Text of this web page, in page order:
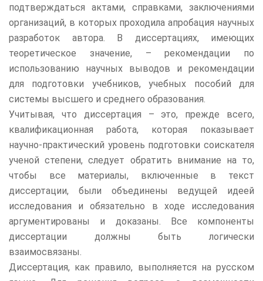
подтверждаться актами, справками, заключениями
организаций, в которых проходила апробация научных
разработок автора. В диссертациях, имеющих
теоретическое значение, – рекомендации по
использованию научных выводов и рекомендации
для подготовки учебников, учебных пособий для
системы высшего и среднего образования.
Учитывая, что диссертация – это, прежде всего,
квалификационная работа, которая показывает
научно-практический уровень подготовки соискателя
ученой степени, следует обратить внимание на то,
чтобы все материалы, включенные в текст
диссертации, были объединены ведущей идеей
исследования и обязательно в ходе исследования
аргументированы и доказаны. Все компоненты
диссертации должны быть логически
взаимосвязаны.
Диссертация, как правило, выполняется на русском